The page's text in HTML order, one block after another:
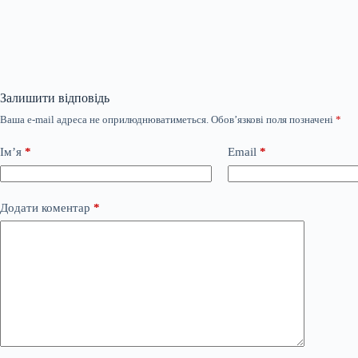
Залишити відповідь
Ваша e-mail адреса не оприлюднюватиметься. Обов’язкові поля позначені *
Ім’я * Email *
Додати коментар *